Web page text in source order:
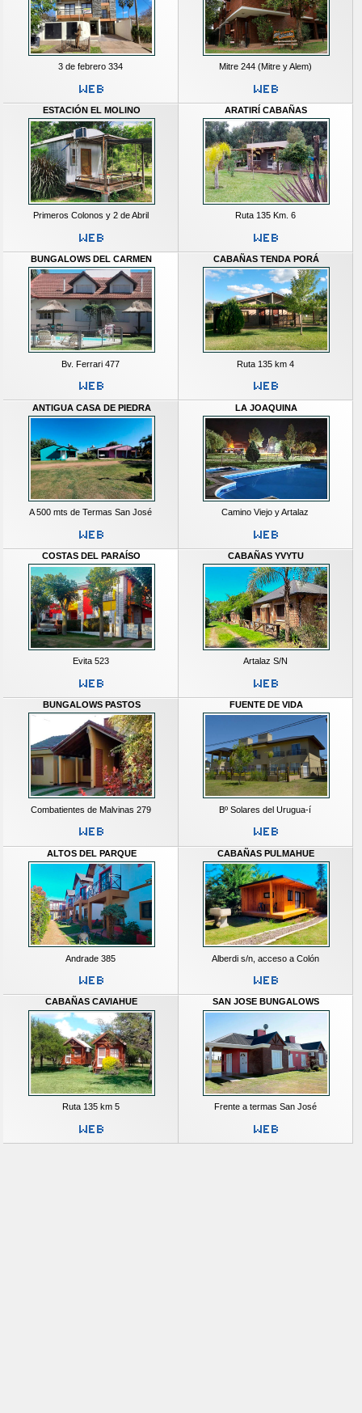
3 de febrero 334 Mitre 244 (Mitre y Alem)
ESTACIÓN EL MOLINO
Primeros Colonos y 2 de Abril
ARATIRÍ CABAÑAS
Ruta 135 Km. 6
BUNGALOWS DEL CARMEN
Bv. Ferrari 477
CABAÑAS TENDA PORÁ
Ruta 135 km 4
ANTIGUA CASA DE PIEDRA
A 500 mts de Termas San José
LA JOAQUINA
Camino Viejo y Artalaz
COSTAS DEL PARAÍSO
Evita 523
CABAÑAS YVYTU
Artalaz S/N
BUNGALOWS PASTOS
Combatientes de Malvinas 279
FUENTE DE VIDA
Bº Solares del Urugua-í
ALTOS DEL PARQUE
Andrade 385
CABAÑAS PULMAHUE
Alberdi s/n, acceso a Colón
CABAÑAS CAVIAHUE
Ruta 135 km 5
SAN JOSE BUNGALOWS
Frente a termas San José